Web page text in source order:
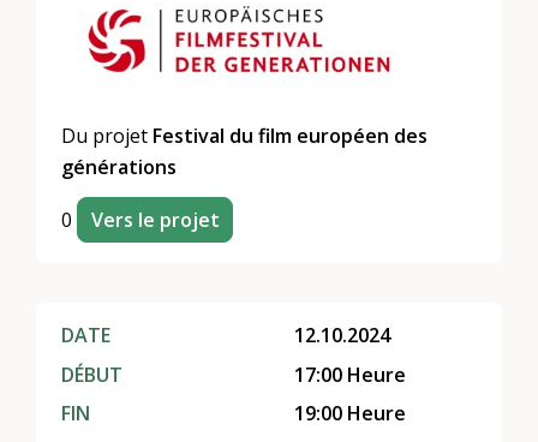
Du projet Festival du film européen des
générations
0 Vers le projet
DATE
DÉBUT
FIN
12.10.2024
17:00 Heure
19:00 Heure